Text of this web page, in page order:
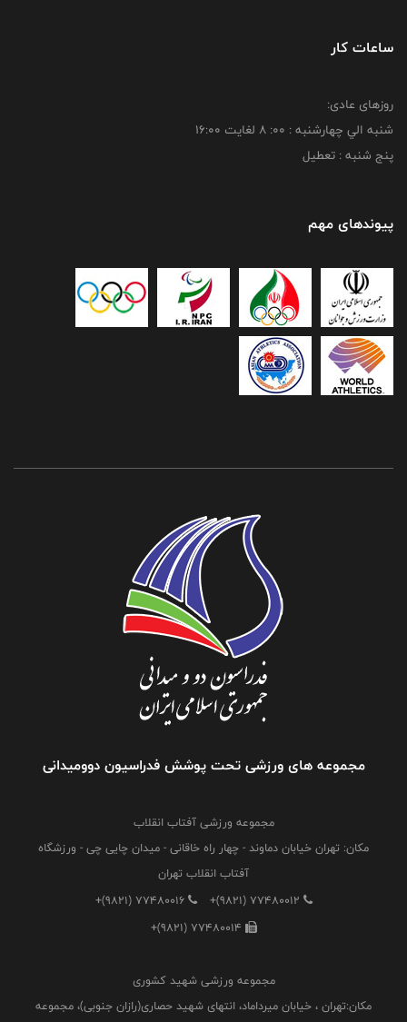
ساعات کار
روزهای عادی:
شنبه الي چهارشنبه : 00: 8 لغايت 16:00
پنج شنبه : تعطیل
پیوندهای مهم
مجموعه های ورزشی تحت پوشش فدراسیون دوومیدانی
مجموعه ورزشی آفتاب انقلاب
مکان: تهران خیابان دماوند - چهار راه خاقانی - میدان چایی چی - ورزشگاه
آفتاب انقلاب تهران
+(9821) 77480012
+(9821) 77480016
+(9821) 77480014
مجموعه ورزشی شهید کشوری
مکان:تهران ، خیابان میرداماد، انتهای شهید حصاری(رازان جنوبی)، مجموعه